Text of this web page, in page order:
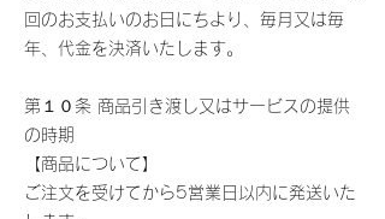
回のお支払いのお日にちより、毎月又は毎
年、代金を決済いたします。
第１０条 商品引き渡し又はサービスの提供
の時期
【商品について】
ご注文を受けてから5営業日以内に発送いた